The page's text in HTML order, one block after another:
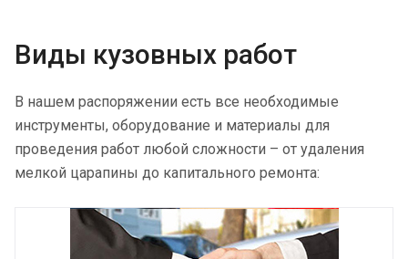
Виды кузовных работ
В нашем распоряжении есть все необходимые
инструменты, оборудование и материалы для
проведения работ любой сложности – от удаления
мелкой царапины до капитального ремонта: